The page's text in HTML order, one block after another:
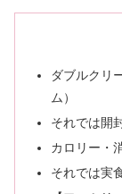
ダブルクリ
ム）
それでは開
カロリー・
それでは実